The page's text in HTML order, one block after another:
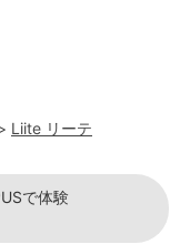
Liite リーテ
で体験